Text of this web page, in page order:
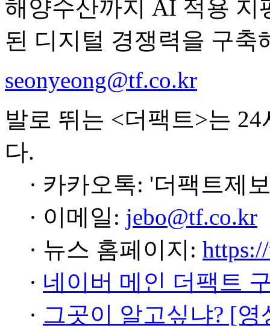
해양수산까지 AI 적용 지
된 디지털 경쟁력을 구축
seonyeong@tf.co.kr
발로 뛰는 <더팩트>는
다.
· 카카오톡: '더팩트제
· 이메일: jebo@tf.co.kr
· 뉴스 홈페이지:
· 네이버 메인 더팩트
· 그곳이 알고싶냐? [